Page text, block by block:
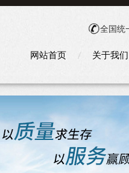
全国统
网站首页 关于我们